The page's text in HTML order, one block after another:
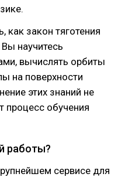
закон тяготения
научитесь
вычислять орбиты
на поверхности
этих знаний не
процесс обучения
работы?
сервисе для